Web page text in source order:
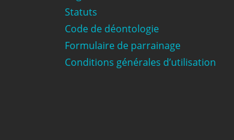
Statuts
Code de déontologie
Formulaire de parrainage
Conditions générales d’utilisation